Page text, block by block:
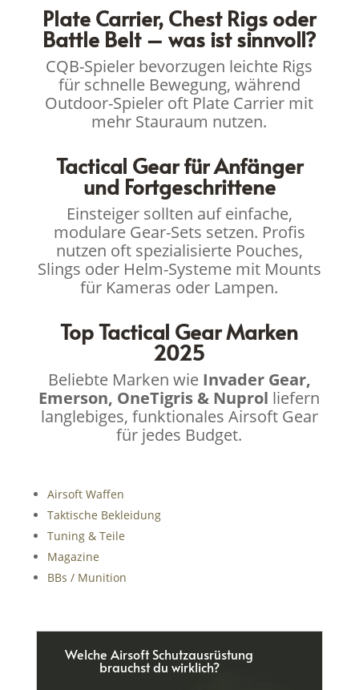
Plate Carrier, Chest Rigs oder
Battle Belt – was ist sinnvoll?
CQB-Spieler bevorzugen leichte Rigs
für schnelle Bewegung, während
Outdoor-Spieler oft Plate Carrier mit
mehr Stauraum nutzen.
Tactical Gear für Anfänger
und Fortgeschrittene
Einsteiger sollten auf einfache,
modulare Gear-Sets setzen. Profis
nutzen oft spezialisierte Pouches,
Slings oder Helm-Systeme mit Mounts
für Kameras oder Lampen.
Top Tactical Gear Marken
2025
Beliebte Marken wie Invader Gear,
Emerson, OneTigris & Nuprol liefern
langlebiges, funktionales Airsoft Gear
für jedes Budget.
Airsoft Waffen
Taktische Bekleidung
Tuning & Teile
Magazine
BBs / Munition
Welche Airsoft Schutzausrüstung
brauchst du wirklich?